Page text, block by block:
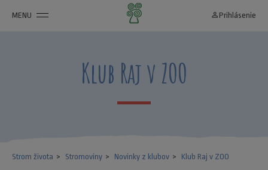
MENU person_outline Prihlásenie
Klub Raj v ZOO
Strom života Stromoviny Novinky z klubov Klub Raj v ZOO